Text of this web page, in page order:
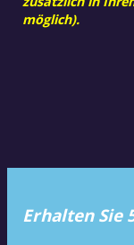
möglich).
Erhalten Sie